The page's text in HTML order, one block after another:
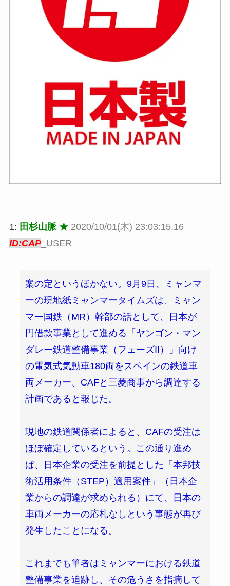
1: 田杉山脈 ★ 2020/10/01(木) 23:03:15.16
ID:CAP_USER
案の定というほかない。9月9日、ミャンマ
ーの現地紙ミャンマータイムズは、ミャン
マー国鉄（MR）幹部の話として、日本が
円借款事業として進める「ヤンゴン・マン
ダレー鉄道整備事業（フェーズII）」向け
の電気式気動車180両をスペインの鉄道車
両メーカー、CAFと三菱商事から調達する
計画であると報じた。
現地の鉄道関係者によると、CAFの受注は
ほぼ確定しているという。この通り進め
ば、日本企業の受注を前提とした「本邦技
術活用条件（STEP）適用案件」（日本企
業からの調達が求められる）にて、日本の
車両メーカーの応札なしという事態が再び
発生したことになる。
これまでも筆者はミャンマーにおける鉄道
整備事業を追跡し、その危うさを指摘して